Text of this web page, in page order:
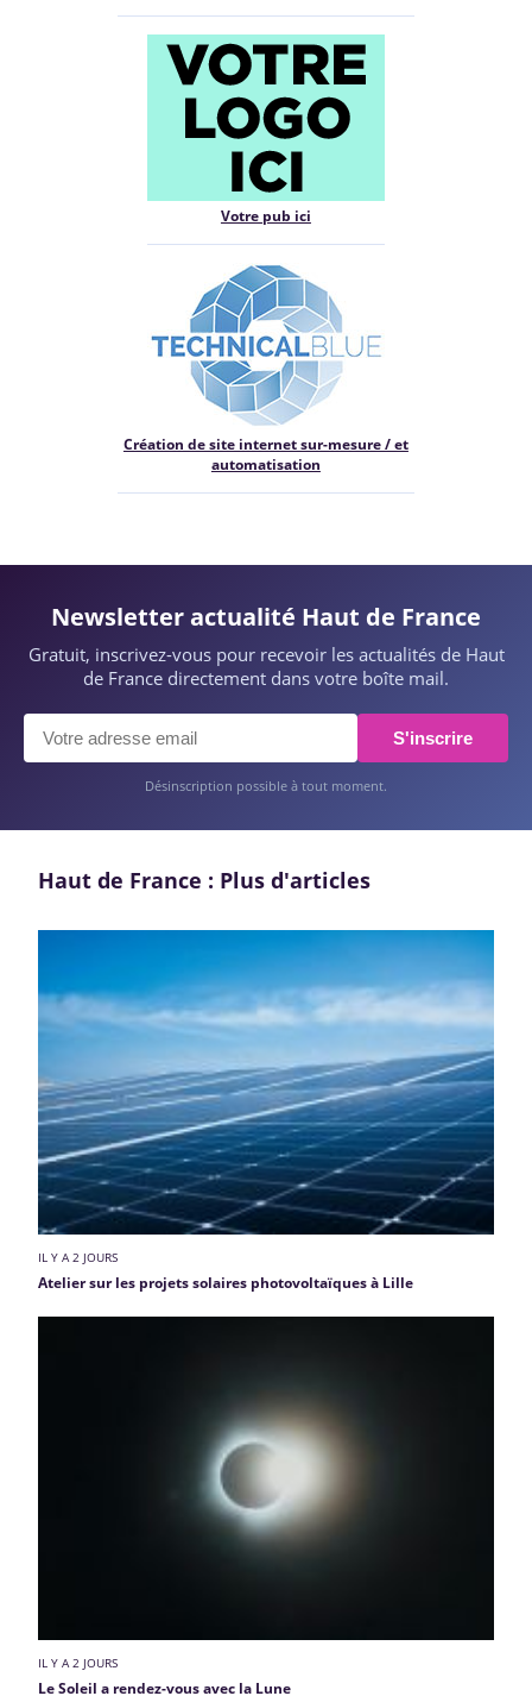
Votre pub ici
Création de site internet sur-mesure / et
automatisation
Newsletter actualité Haut de France
Gratuit, inscrivez-vous pour recevoir les actualités de Haut
de France directement dans votre boîte mail.
S'inscrire
Désinscription possible à tout moment.
Haut de France : Plus d'articles
IL Y A 2 JOURS
Atelier sur les projets solaires photovoltaïques à Lille
IL Y A 2 JOURS
Le Soleil a rendez-vous avec la Lune